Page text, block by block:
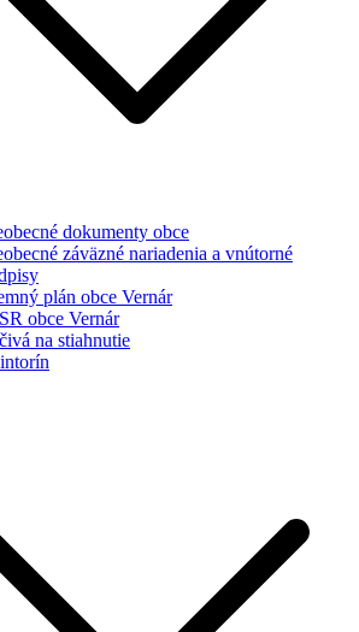
dokumenty obce
záväzné nariadenia a vnútorné
plán obce Vernár
obce Vernár
na stiahnutie